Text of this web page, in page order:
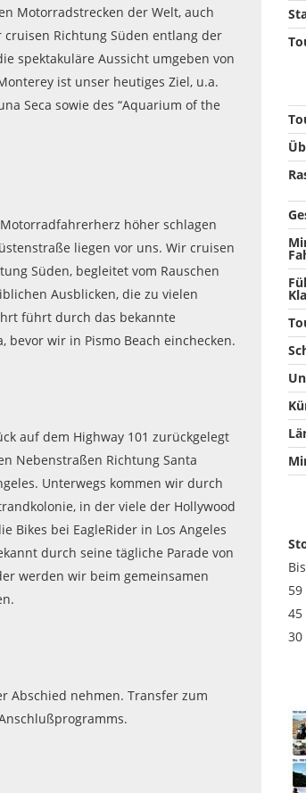
Motorradstrecken der Welt, auch
cruisen Richtung Süden entlang der
spektakuläre Aussicht umgeben von
ist unser heutiges Ziel, u.a.
Seca sowie des “Aquarium of the
höher schlagen
liegen vor uns. Wir cruisen
Süden, begleitet vom Rauschen
Ausblicken, die zu vielen
führt durch das bekannte
bevor wir in Pismo Beach einchecken.
auf dem Highway 101 zurückgelegt
Nebenstraßen Richtung Santa
Unterwegs kommen wir durch
in der viele der Hollywood
Bikes bei EagleRider in Los Angeles
durch seine tägliche Parade von
werden wir beim gemeinsamen
Abschied nehmen. Transfer zum
45
30